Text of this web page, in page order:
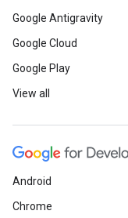
Google Antigravity
Google Cloud
Google Play
View all
Android
Chrome